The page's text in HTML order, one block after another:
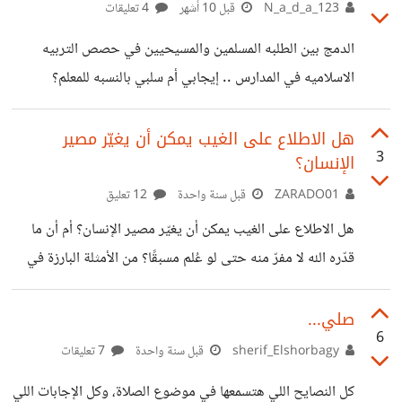
هذا الأمر .. لكن يبقى السؤال القوي عندي لماذا لا نرى هذا الأمر
في المدارس التبشيريه التي جمعت بين الطلبه من كلا الدينين
الإسلام والمسيحية.. لماذا لا نرى
قبل 10 أشهر
الدمج بين الطلبه المسلمين والمسيحيين في حصص التربيه
الاسلاميه في المدارس .. إيجابي أم سلبي بالنسبه للمعلم؟
3
هل الاطلاع على الغيب يمكن أن يغيّر مصير
الإنسان؟
قبل سنة واحدة
هل الاطلاع على الغيب يمكن أن يغيّر مصير الإنسان؟ أم أن ما
قدّره الله لا مفرّ منه حتى لو عُلم مسبقًا؟ من الأمثلة البارزة في
التاريخ الإسلامي: النبي ﷺ قال لزوجاته محذّرًا: "ليت شعري
أيتكن صاحبة الجمل الأدبب، تنبح عليها كلاب الحوأب، يقتل عن
يمينها وعن شمالها قتلى كثير، وتنجو بعد ما كادت." (مسند أحمد
6
صلي...
قبل سنة واحدة
كل النصايح اللي هتسمعها في موضوع الصلاة، وكل الإجابات اللي